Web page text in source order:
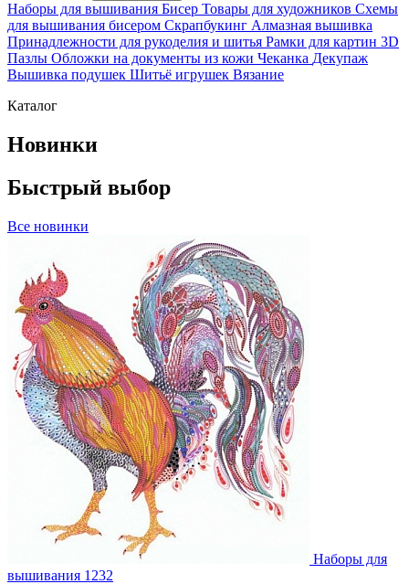
Наборы для вышивания Бисер Товары для художников Схемы
для вышивания бисером Скрапбукинг Алмазная вышивка
Принадлежности для рукоделия и шитья Рамки для картин 3D
Пазлы Обложки на документы из кожи Чеканка Декупаж
Вышивка подушек Шитьё игрушек Вязание
Каталог
Новинки
Быстрый выбор
Все новинки
Наборы для
вышивания 1232